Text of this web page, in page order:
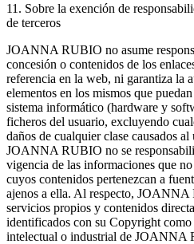
11. Sobre la exención de
de terceros
JOANNA RUBIO no asume
concesión o contenidos de los
referencia en la web, ni garantiza la
elementos en los mismos que
sistema informático (hardware y
ficheros del usuario, excluyendo
daños de cualquier clase causados
JOANNA RUBIO no se
vigencia de las informaciones que
cuyos contenidos pertenezcan a
ajenos a ella. Al respecto,
servicios propios y contenidos
identificados con su Copyright como
intelectual o industrial de JOANNA